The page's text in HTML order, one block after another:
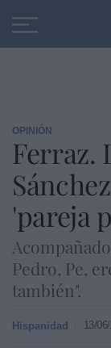
OPINIÓN
Ferraz.
'pareja
Pedro, Pe,
también".
Hispanidad 13/